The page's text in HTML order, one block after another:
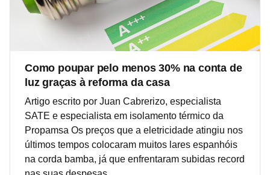
Como poupar pelo menos 30% na conta de
luz graças à reforma da casa
Artigo escrito por Juan Cabrerizo, especialista
SATE e especialista em isolamento térmico da
Propamsa Os preços que a eletricidade atingiu nos
últimos tempos colocaram muitos lares espanhóis
na corda bamba, já que enfrentaram subidas record